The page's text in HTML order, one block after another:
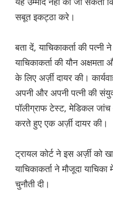
सबूत इकट्ठा करे।
बता दें, याचिकाकर्ता की
याचिकाकर्ता की यौन
के लिए अर्ज़ी दायर की।
अपनी और अपनी पत्नी की
पॉलीग्राफ टेस्ट, मेडिकल
करते हुए एक अर्ज़ी दायर की।
ट्रायल कोर्ट ने इस अर्ज़ी को
याचिकाकर्ता ने मौजूदा
चुनौती दी।